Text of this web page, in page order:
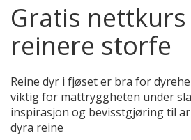
Gratis
reinere storfe
Reine dyr i fjøset er bra for
viktig for mattryggheten under
inspirasjon og bevisstgjøring til
dyra reine